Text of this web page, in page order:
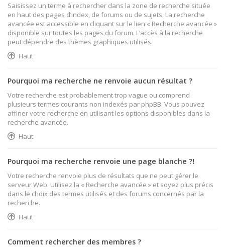
Saisissez un terme à rechercher dans la zone de recherche située
en haut des pages d’index, de forums ou de sujets. La recherche
avancée est accessible en cliquant sur le lien « Recherche avancée »
disponible sur toutes les pages du forum. L’accès à la recherche
peut dépendre des thèmes graphiques utilisés.
Haut
Pourquoi ma recherche ne renvoie aucun résultat ?
Votre recherche est probablement trop vague ou comprend
plusieurs termes courants non indexés par phpBB. Vous pouvez
affiner votre recherche en utilisant les options disponibles dans la
recherche avancée.
Haut
Pourquoi ma recherche renvoie une page blanche ?!
Votre recherche renvoie plus de résultats que ne peut gérer le
serveur Web. Utilisez la « Recherche avancée » et soyez plus précis
dans le choix des termes utilisés et des forums concernés par la
recherche.
Haut
Comment rechercher des membres ?